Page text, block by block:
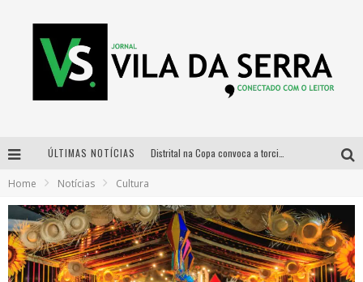
ÚLTIMAS NOTÍCIAS
Cidade Junina se consolida como vitrine estratégica para grandes marcas e se despede com Xand Avião e Mari Fernandez
Designer mineira lança jogo educativo sobre coleta seletiva na maior feira de jogos de tabuleiro da América Latina
Home Notícias Cultura